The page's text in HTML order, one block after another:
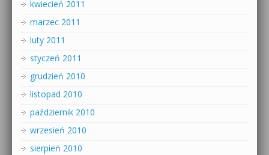
kwiecień 2011
marzec 2011
luty 2011
styczeń 2011
grudzień 2010
listopad 2010
październik 2010
wrzesień 2010
sierpień 2010